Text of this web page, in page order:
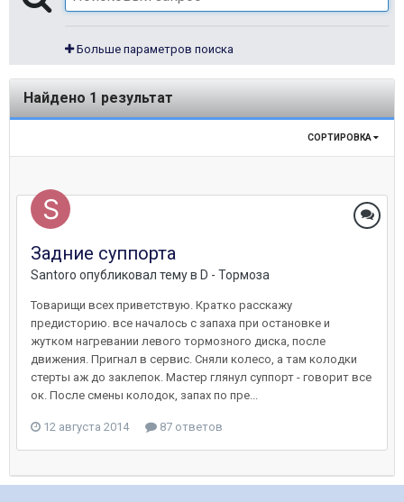
Больше параметров поиска
Найдено 1 результат
СОРТИРОВКА
Задние суппорта
Santoro опубликовал тему в D - Тормоза
Товарищи всех приветствую. Кратко расскажу
предисторию. все началось с запаха при остановке и
жутком нагревании левого тормозного диска, после
движения. Пригнал в сервис. Сняли колесо, а там колодки
стерты аж до заклепок. Мастер глянул суппорт - говорит все
ок. После смены колодок, запах по пре...
12 августа 2014 87 ответов